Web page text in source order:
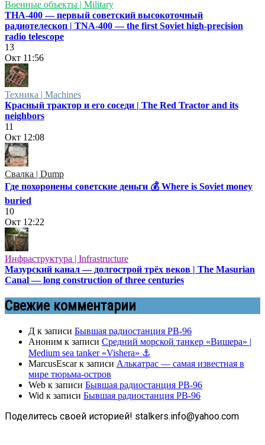
Военные объекты | Military
ТНА-400 — первый советский высокоточный
радиотелескоп | TNA-400 — the first Soviet high-precision
radio telescope
13
Окт 11:56
Техника | Machines
Красный трактор и его соседи | The Red Tractor and its
neighbors
11
Окт 12:08
Свалка | Dump
Где похоронены советские деньги 💰 Where is Soviet money
buried
10
Окт 12:22
Инфраструктура | Infrastructure
Мазурский канал — долгострой трёх веков | The Masurian
Canal — long construction of three centuries
Свежие комментарии
Д к записи Бывшая радиостанция РВ-96
Аноним к записи Средний морской танкер «Вишера» |
Medium sea tanker «Vishera» ⚓
MarcusEscarк записи Алькатрас — самая известная в
мире тюрьма-остров
Web к записи Бывшая радиостанция РВ-96
Wid к записи Бывшая радиостанция РВ-96
Поделитесь своей историей! stalkers.info@yahoo.com